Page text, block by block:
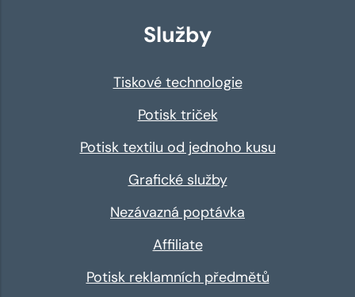
Služby
Tiskové technologie
Potisk triček
Potisk textilu od jednoho kusu
Grafické služby
Nezávazná poptávka
Affiliate
Potisk reklamních předmětů